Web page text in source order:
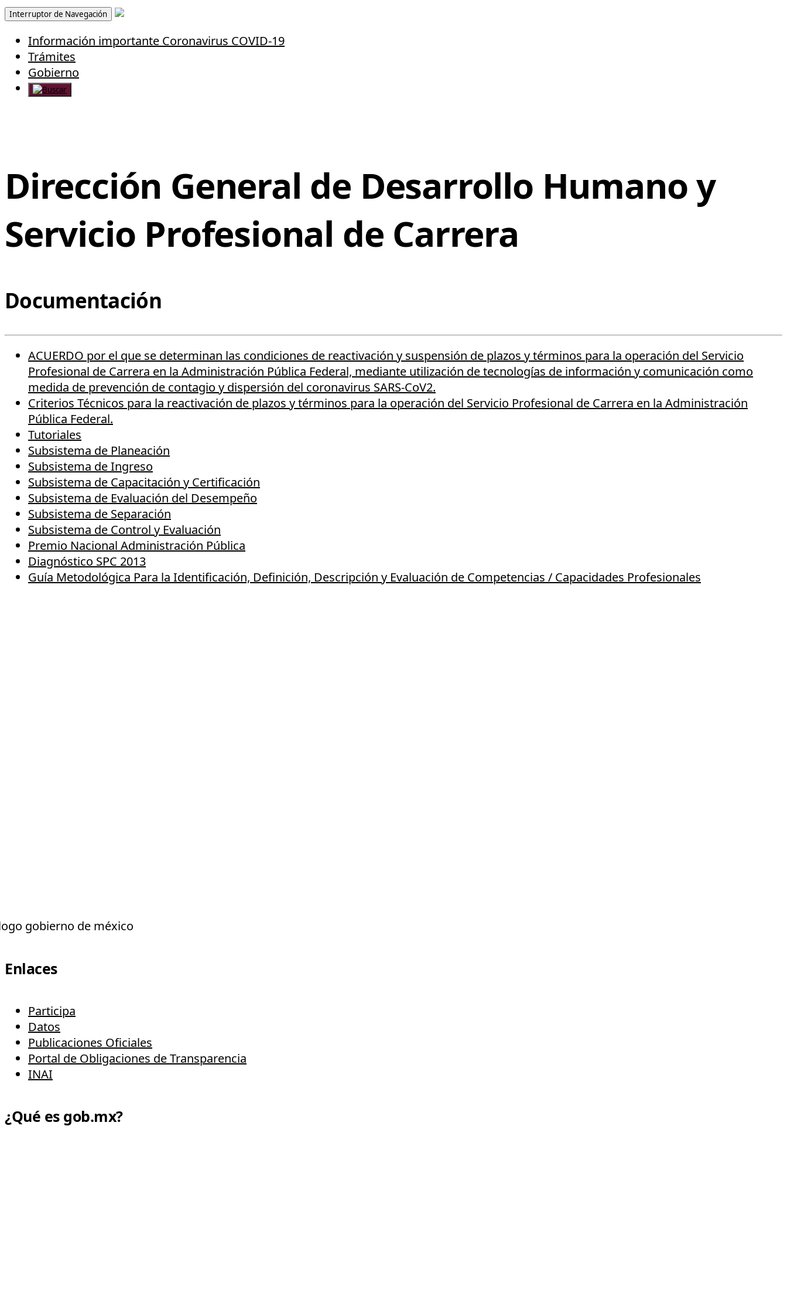
Interruptor de Navegación
Información importante Coronavirus COVID-19
Trámites
Gobierno
Dirección General de Desarrollo Humano y
Servicio Profesional de Carrera
Documentación
ACUERDO por el que se determinan las condiciones de reactivación y suspensión de plazos y términos para la operación del Servicio
Profesional de Carrera en la Administración Pública Federal, mediante utilización de tecnologías de información y comunicación como
medida de prevención de contagio y dispersión del coronavirus SARS-CoV2.
Criterios Técnicos para la reactivación de plazos y términos para la operación del Servicio Profesional de Carrera en la Administración
Pública Federal.
Tutoriales
Subsistema de Planeación
Subsistema de Ingreso
Subsistema de Capacitación y Certificación
Subsistema de Evaluación del Desempeño
Subsistema de Separación
Subsistema de Control y Evaluación
Premio Nacional Administración Pública
Diagnóstico SPC 2013
Guía Metodológica Para la Identificación, Definición, Descripción y Evaluación de Competencias / Capacidades Profesionales
Enlaces
Participa
Datos
Publicaciones Oficiales
Portal de Obligaciones de Transparencia
INAI
¿Qué es gob.mx?